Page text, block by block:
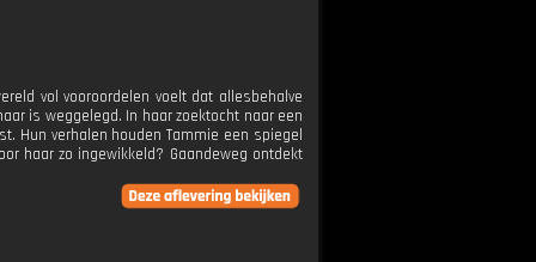
vol vooroordelen voelt dat allesbehalve
is weggelegd. In haar zoektocht naar een
Hun verhalen houden Tammie een spiegel
haar zo ingewikkeld? Gaandeweg ontdekt